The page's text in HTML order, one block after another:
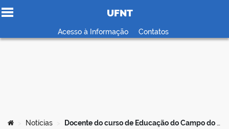
Ir para o conteúdo
UFNT
Acesso à Informação Contatos
Você está aqui:
Notícias Docente do curso de Educação do Campo do CEHS/UFNT – Tocantinópolis publica artigo em revista internacional